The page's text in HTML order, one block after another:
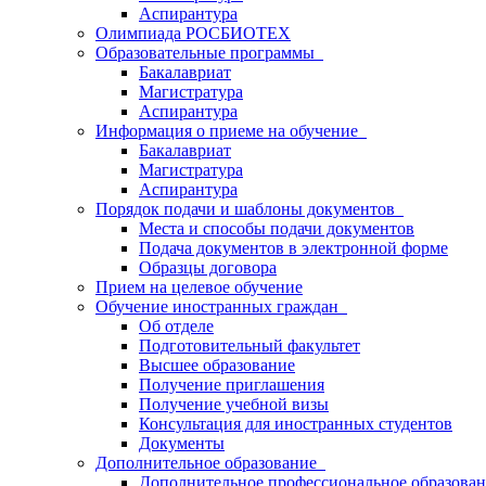
Аспирантура
Олимпиада РОСБИОТЕХ
Образовательные программы
Бакалавриат
Магистратура
Аспирантура
Информация о приеме на обучение
Бакалавриат
Магистратура
Аспирантура
Порядок подачи и шаблоны документов
Места и способы подачи документов
Подача документов в электронной форме
Образцы договора
Прием на целевое обучение
Обучение иностранных граждан
Об отделе
Подготовительный факультет
Высшее образование
Получение приглашения
Получение учебной визы
Консультация для иностранных студентов
Документы
Дополнительное образование
Дополнительное профессиональное